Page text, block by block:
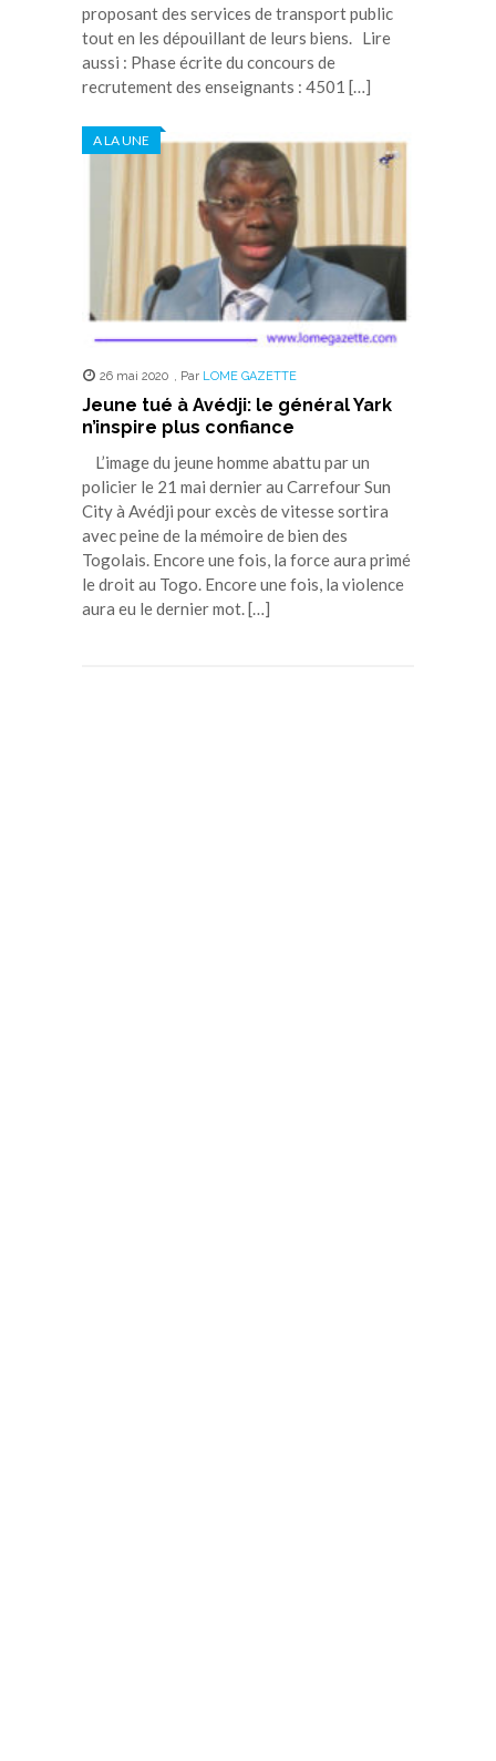
proposant des services de transport public
tout en les dépouillant de leurs biens. Lire
aussi : Phase écrite du concours de
recrutement des enseignants : 4501 […]
A LA UNE
26 mai 2020 , Par LOME GAZETTE
Jeune tué à Avédji: le général Yark
n’inspire plus confiance
L’image du jeune homme abattu par un
policier le 21 mai dernier au Carrefour Sun
City à Avédji pour excès de vitesse sortira
avec peine de la mémoire de bien des
Togolais. Encore une fois, la force aura primé
le droit au Togo. Encore une fois, la violence
aura eu le dernier mot. […]